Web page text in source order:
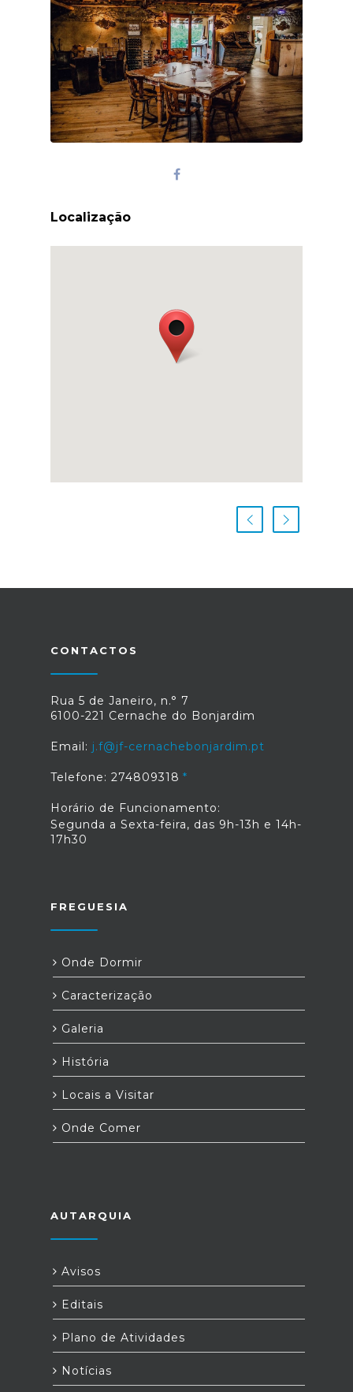
Localização
CONTACTOS
Rua 5 de Janeiro, n.° 7
6100-221 Cernache do Bonjardim
Email: j.f@jf-cernachebonjardim.pt
Telefone: 274809318
Horário de Funcionamento:
Segunda a Sexta-feira, das 9h-13h e 14h-
17h30
FREGUESIA
Onde Dormir
Caracterização
Galeria
História
Locais a Visitar
Onde Comer
AUTARQUIA
Avisos
Editais
Plano de Atividades
Notícias